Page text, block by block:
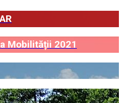
Mobilității 2021